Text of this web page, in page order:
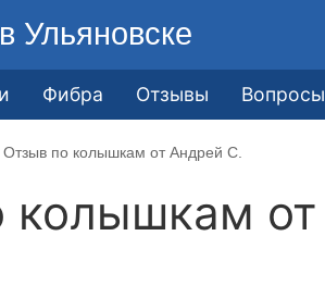
в Ульяновске
Фибра Отзывы Вопросы
Отзыв по колышкам от Андрей С.
колышкам от